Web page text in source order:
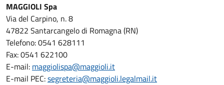
MAGGIOLI Spa
Via del Carpino, n. 8
47822 Santarcangelo di Romagna (RN)
Telefono: 0541 628111
Fax: 0541 622100
E-mail: maggiolispa@maggioli.it
E-mail PEC:segreteria@maggioli.legalmail.it